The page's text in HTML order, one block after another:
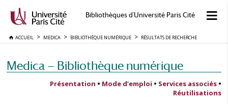
Bibliothèques d'Université Paris Cité
ACCUEIL MEDICA BIBLIOTHÈQUE NUMÉRIQUE RÉSULTATS DE RECHERCHE
Medica — Bibliothèque numérique
Présentation • Mode d’emploi • Services associés •
Réutilisations